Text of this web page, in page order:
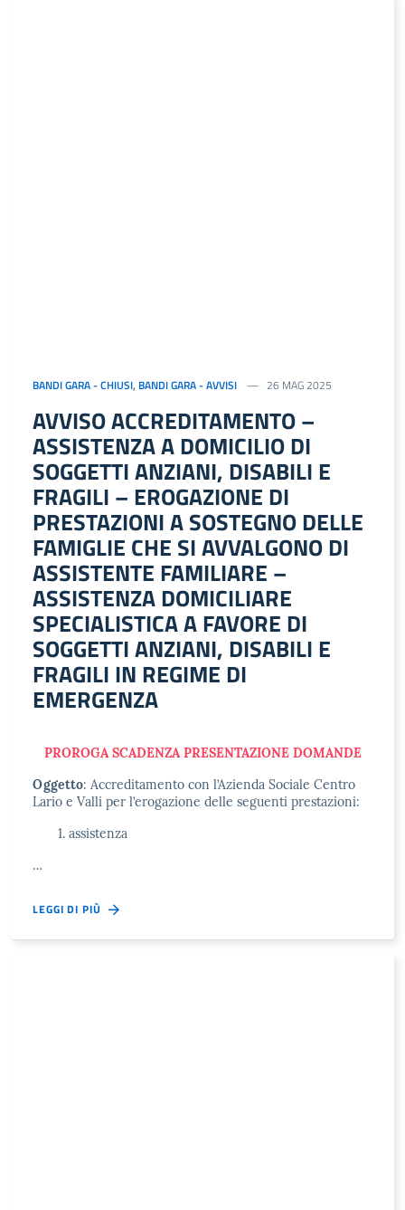
BANDI GARA - CHIUSI, BANDI GARA - AVVISI 26 MAG 2025
AVVISO ACCREDITAMENTO –
ASSISTENZA A DOMICILIO DI
SOGGETTI ANZIANI, DISABILI E
FRAGILI – EROGAZIONE DI
PRESTAZIONI A SOSTEGNO DELLE
FAMIGLIE CHE SI AVVALGONO DI
ASSISTENTE FAMILIARE –
ASSISTENZA DOMICILIARE
SPECIALISTICA A FAVORE DI
SOGGETTI ANZIANI, DISABILI E
FRAGILI IN REGIME DI
EMERGENZA
PROROGA SCADENZA PRESENTAZIONE DOMANDE
Oggetto: Accreditamento con l’Azienda Sociale Centro
Lario e Valli per l’erogazione delle seguenti prestazioni:
assistenza
…
LEGGI DI PIÙ